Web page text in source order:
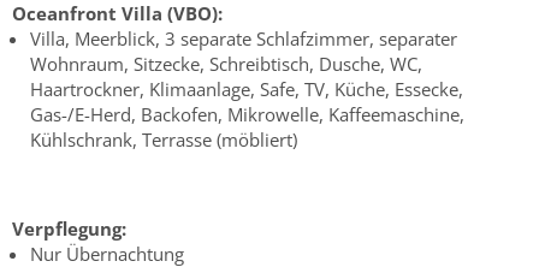
Oceanfront Villa (VBO):
Villa, Meerblick, 3 separate Schlafzimmer, separater
Wohnraum, Sitzecke, Schreibtisch, Dusche, WC,
Haartrockner, Klimaanlage, Safe, TV, Küche, Essecke,
Gas-/E-Herd, Backofen, Mikrowelle, Kaffeemaschine,
Kühlschrank, Terrasse (möbliert)
Verpflegung:
Nur Übernachtung